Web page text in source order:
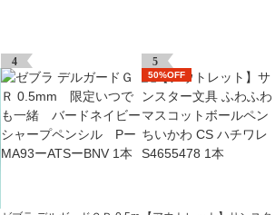
4 5
50%OFF